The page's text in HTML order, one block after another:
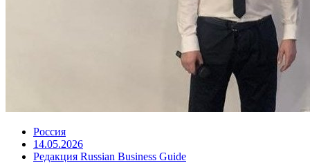
Россия
14.05.2026
Редакция Russian Business Guide